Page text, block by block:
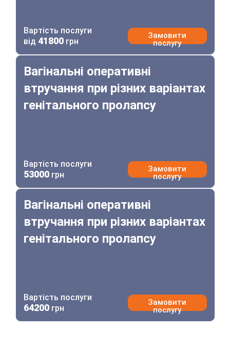
Вартість послуги
від 41800грн
Замовити
послугу
Вагінальні оперативні втручання при різних варіантах
Вагінальні оперативні
втручання при різних варіантах
генітального пролапсу
Вартість послуги
53000грн
Замовити
послугу
Вагінальні оперативні втручання при різних варіантах
Вагінальні оперативні
втручання при різних варіантах
генітального пролапсу
Вартість послуги
64200грн
Замовити
послугу